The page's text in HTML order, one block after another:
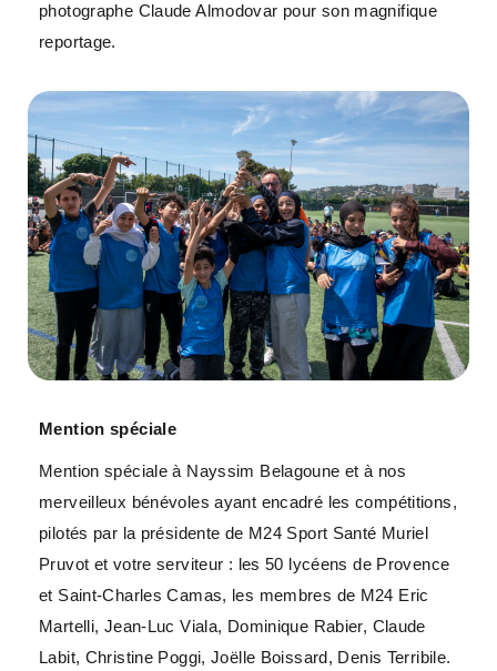
photographe Claude Almodovar pour son magnifique
reportage.
Mention spéciale
Mention spéciale à Nayssim Belagoune et à nos
merveilleux bénévoles ayant encadré les compétitions,
pilotés par la présidente de M24 Sport Santé Muriel
Pruvot et votre serviteur : les 50 lycéens de Provence
et Saint-Charles Camas, les membres de M24 Eric
Martelli, Jean-Luc Viala, Dominique Rabier, Claude
Labit, Christine Poggi, Joëlle Boissard, Denis Terribile.